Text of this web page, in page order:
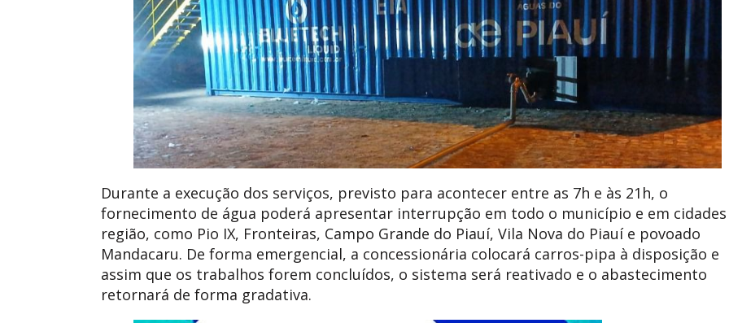
Durante a execução dos serviços, previsto para acontecer entre as 7h e às 21h, o
fornecimento de água poderá apresentar interrupção em todo o município e em
região, como Pio IX, Fronteiras, Campo Grande do Piauí, Vila Nova do Piauí e povoado
Mandacaru. De forma emergencial, a concessionária colocará carros-pipa à disposição e
assim que os trabalhos forem concluídos, o sistema será reativado e o abastecimento
retornará de forma gradativa.